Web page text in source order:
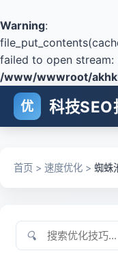
Warning:
failed to open
/www/wwwroot/
优 科技SEO
首页 > 速度优化 > 蜘蛛
🔍